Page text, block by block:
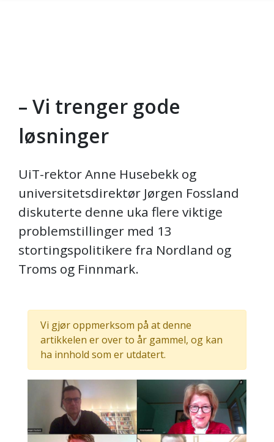
Gå til hovedinnhold
– Vi trenger gode
løsninger
UiT-rektor Anne Husebekk og
universitetsdirektør Jørgen Fossland
diskuterte denne uka flere viktige
problemstillinger med 13
stortingspolitikere fra Nordland og
Troms og Finnmark.
Vi gjør oppmerksom på at denne
artikkelen er over to år gammel, og kan
ha innhold som er utdatert.